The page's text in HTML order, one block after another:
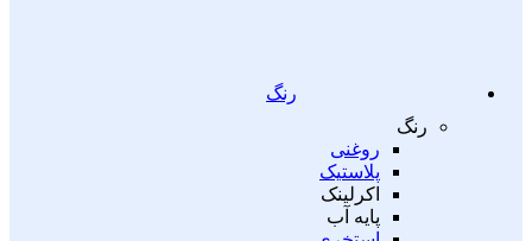
رنگ
رنگ
روغنی
پلاستیک
اکرلینک
پایه آب